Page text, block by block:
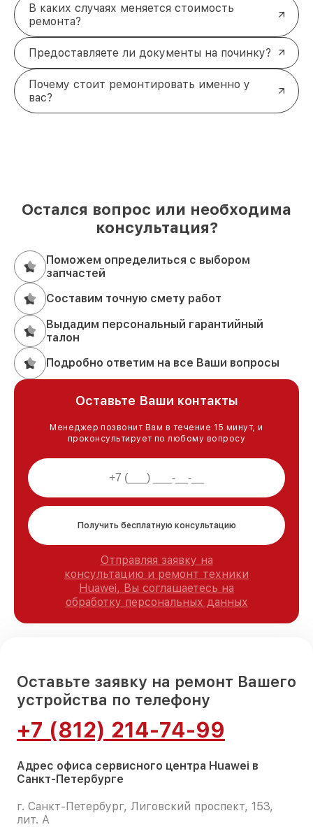
В каких случаях меняется стоимость
ремонта?
Предоставляете ли документы на починку?
Почему стоит ремонтировать именно у
вас?
Остался вопрос или необходима
консультация?
Поможем определиться с выбором
запчастей
Составим точную смету работ
Выдадим персональный гарантийный
талон
Подробно ответим на все Ваши вопросы
Оставьте Ваши контакты
Менеджер позвонит Вам в течение 15 минут, и
проконсультирует по любому вопросу
Получить бесплатную консультацию
Отправляя заявку на
консультацию и ремонт техники
Huawei, Вы соглашаетесь на
обработку персональных данных
Оставьте заявку на ремонт Вашего
устройства по телефону
+7 (812) 214-74-99
Адрес офиса сервисного центра Huawei в
Санкт-Петербурге
г. Санкт-Петербург, Лиговский проспект, 153,
лит. А